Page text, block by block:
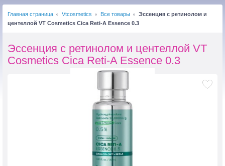
Главная страница Vtcosmetics Все товары
Эссенция с ретинолом и
центеллой VT Cosmetics Cica Reti-A Essence 0.3
Эссенция с ретинолом и центеллой VT
Cosmetics Cica Reti-A Essence 0.3